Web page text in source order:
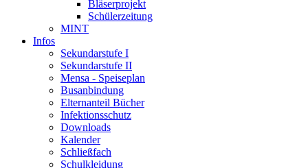
Bläserprojekt
Schülerzeitung
MINT
Infos
Sekundarstufe I
Sekundarstufe II
Mensa - Speiseplan
Busanbindung
Elternanteil Bücher
Infektionsschutz
Downloads
Kalender
Schließfach
Schulkleidung